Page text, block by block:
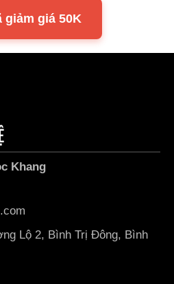
giảm giá 50K
Khang
Lộ 2, Bình Trị Đông, Bình